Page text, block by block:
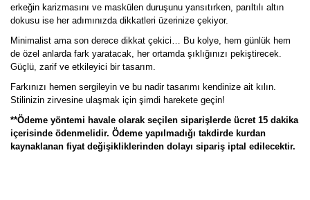
erkeğin karizmasını ve maskülen duruşunu yansıtırken, parıltılı altın
dokusu ise her adımınızda dikkatleri üzerinize çekiyor.
Minimalist ama son derece dikkat çekici… Bu kolye, hem günlük hem
de özel anlarda fark yaratacak, her ortamda şıklığınızı pekiştirecek.
Güçlü, zarif ve etkileyici bir tasarım.
Farkınızı hemen sergileyin ve bu nadir tasarımı kendinize ait kılın.
Stilinizin zirvesine ulaşmak için şimdi harekete geçin!
**Ödeme yöntemi havale olarak seçilen siparişlerde ücret 15 dakika
içerisinde ödenmelidir. Ödeme yapılmadığı takdirde kurdan
kaynaklanan fiyat değişikliklerinden dolayı sipariş iptal edilecektir.